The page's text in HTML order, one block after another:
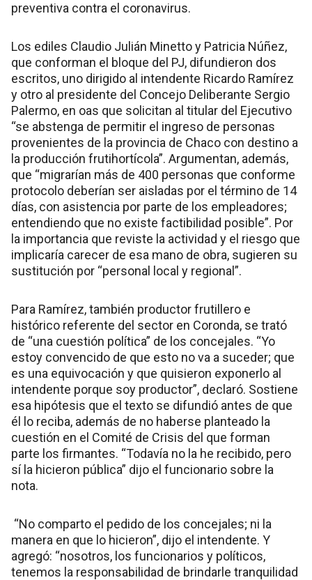
preventiva contra el coronavirus.
Los ediles Claudio Julián Minetto y Patricia Núñez,
que conforman el bloque del PJ, difundieron dos
escritos, uno dirigido al intendente Ricardo Ramírez
y otro al presidente del Concejo Deliberante Sergio
Palermo, en oas que solicitan al titular del Ejecutivo
“se abstenga de permitir el ingreso de personas
provenientes de la provincia de Chaco con destino a
la producción frutihortícola”. Argumentan, además,
que “migrarían más de 400 personas que conforme
protocolo deberían ser aisladas por el término de 14
días, con asistencia por parte de los empleadores;
entendiendo que no existe factibilidad posible”. Por
la importancia que reviste la actividad y el riesgo que
implicaría carecer de esa mano de obra, sugieren su
sustitución por “personal local y regional”.
Para Ramírez, también productor frutillero e
histórico referente del sector en Coronda, se trató
de “una cuestión política” de los concejales. “Yo
estoy convencido de que esto no va a suceder; que
es una equivocación y que quisieron exponerlo al
intendente porque soy productor”, declaró. Sostiene
esa hipótesis que el texto se difundió antes de que
él lo reciba, además de no haberse planteado la
cuestión en el Comité de Crisis del que forman
parte los firmantes. “Todavía no la he recibido, pero
sí la hicieron pública” dijo el funcionario sobre la
nota.
“No comparto el pedido de los concejales; ni la
manera en que lo hicieron”, dijo el intendente. Y
agregó: “nosotros, los funcionarios y políticos,
tenemos la responsabilidad de brindarle tranquilidad